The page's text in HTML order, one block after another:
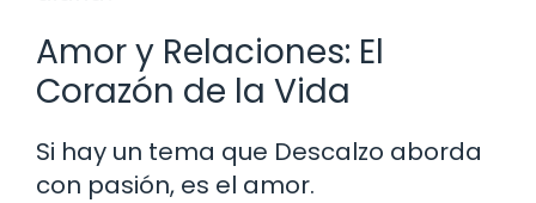
Amor y Relaciones: El
Corazón de la Vida
Si hay un tema que Descalzo aborda
con pasión, es el amor.